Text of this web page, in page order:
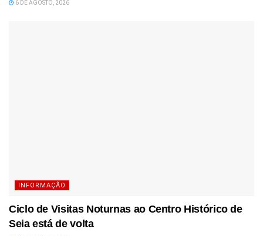
6 DE AGOSTO, 2026
INFORMAÇÃO
Ciclo de Visitas Noturnas ao Centro Histórico de
Seia está de volta